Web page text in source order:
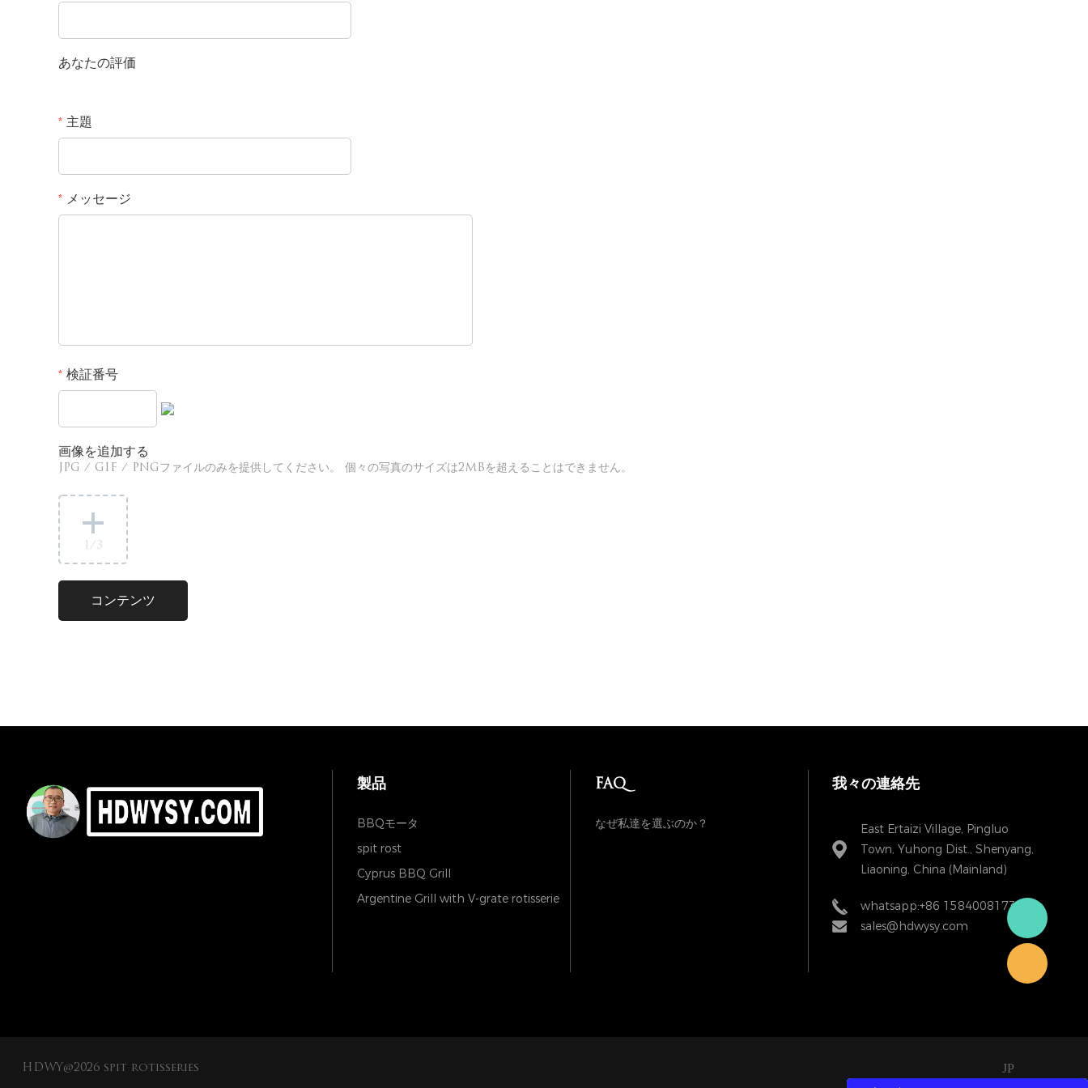
あなたの評価
* 主題
* メッセージ
* 検証番号
画像を追加する
JPG / GIF / PNGファイルのみを提供してください。 個々の写真のサイズは2MBを超えることはできません。
1 /3
製品
BBQモータ
spit rost
Cyprus BBQ Grill
Argentine Grill with V-grate rotisserie
FAQ
なぜ私達を選ぶのか？
我々の連絡先
East Ertaizi Village, Pingluo
Town, Yuhong Dist., Shenyang,
Liaoning, China (Mainland)
whatsapp:+86 15840081738
sales@hdwysy.com
HDWY@2026 spit rotisseries JP